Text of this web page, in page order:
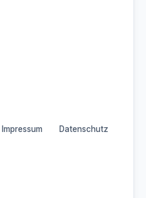
Impressum Datenschutz